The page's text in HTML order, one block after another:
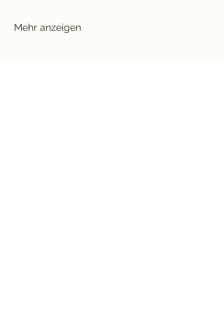
Mehr anzeigen